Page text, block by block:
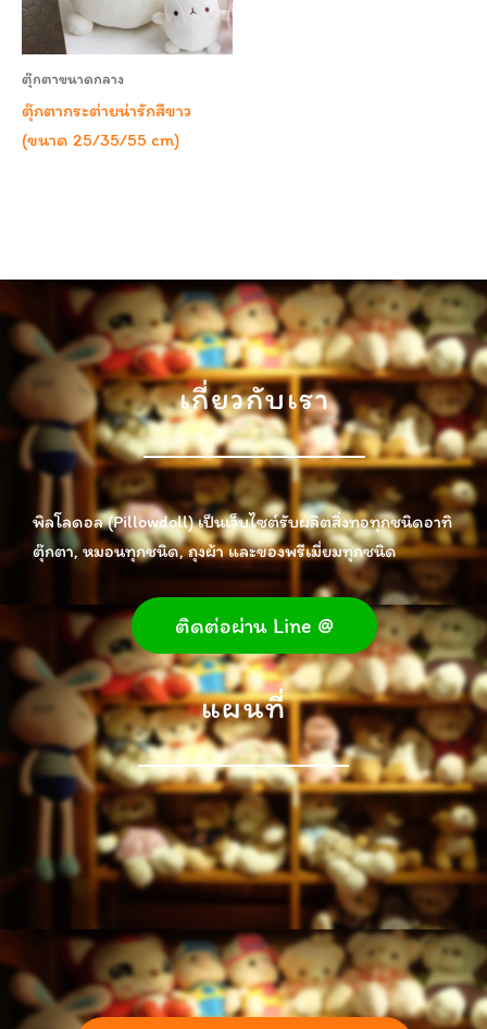
ตุ๊กตาขนาดกลาง
ตุ๊กตากระต่ายน่ารักสีขาว
(ขนาด 25/35/55 cm)
เกี่ยวกับเรา
พิลโลดอล (Pillowdoll) เป็นเว็บไซต์รับผลิตสิ่งทอทุกชนิดอาทิ
ตุ๊กตา, หมอนทุกชนิด, ถุงผ้า และของพรีเมี่ยมทุกชนิด
ติดต่อผ่าน Line @
แผนที่